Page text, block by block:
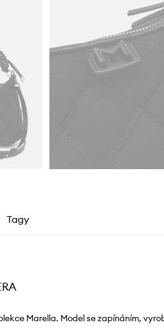
Tagy
Marella. Model se zapínáním,